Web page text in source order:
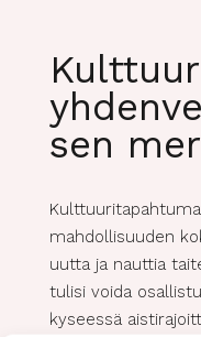
sen
mahdollisuuden
uutta ja nauttia
tulisi voida
kyseessä